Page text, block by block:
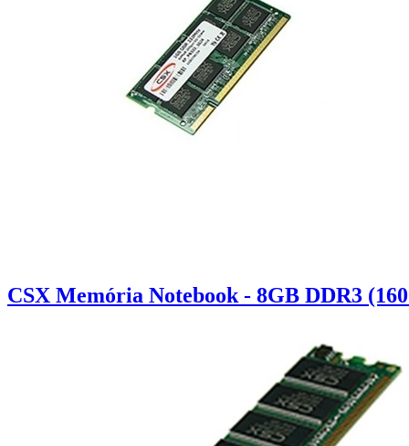
CSX Memória Notebook - 8GB DDR3